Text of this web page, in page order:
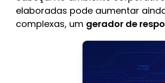
elaboradas pode aumentar
complexas, um gerador de